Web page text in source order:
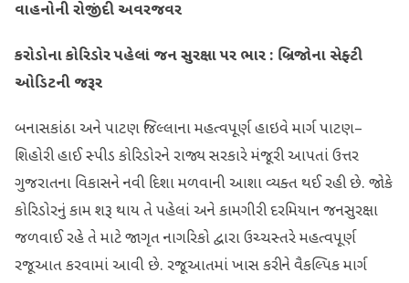
વાહનોની રોજીંદી અવરજવર
કરોડોના કોરિડોર પહેલાં જન સુરક્ષા પર ભાર : બ્રિજોના સેફ્ટી
ઓડિટની જરૂર
બનાસકાંઠા અને પાટણ જિલ્લાના મહત્વપૂર્ણ હાઇવે માર્ગ પાટણ–
શિહોરી હાઈ સ્પીડ કોરિડોરને રાજ્ય સરકારે મંજૂરી આપતાં ઉત્તર
ગુજરાતના વિકાસને નવી દિશા મળવાની આશા વ્યક્ત થઈ રહી છે. જોકે
કોરિડોરનું કામ શરૂ થાય તે પહેલાં અને કામગીરી દરમિયાન જનસુરક્ષા
જળવાઈ રહે તે માટે જાગૃત નાગરિકો દ્વારા ઉચ્ચસ્તરે મહત્વપૂર્ણ
રજૂઆત કરવામાં આવી છે. રજૂઆતમાં ખાસ કરીને વૈકલ્પિક માર્ગ